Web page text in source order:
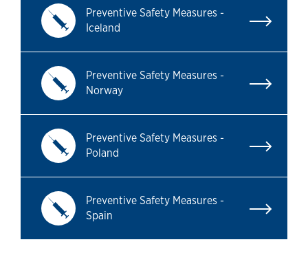
Preventive Safety Measures -
Iceland
Preventive Safety Measures -
Norway
Preventive Safety Measures -
Poland
Preventive Safety Measures -
Spain